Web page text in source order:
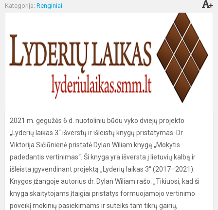
Kategorija: Renginiai
2021 m. gegužės 6 d. nuotoliniu būdu vyko dviejų projekto
„Lyderių laikas 3“ išverstų ir išleistų knygų pristatymas. Dr.
Viktorija Sičiūnienė pristatė Dylan Wiliam knygą „Mokytis
padedantis vertinimas“. Ši knyga yra išversta į lietuvių kalbą ir
išleista įgyvendinant projektą „Lyderių laikas 3“ (2017–2021).
Knygos įžangoje autorius dr. Dylan Wiliam rašo: „Tikiuosi, kad ši
knyga skaitytojams įtaigiai pristatys formuojamojo vertinimo
poveikį mokinių pasiekimams ir suteiks tam tikrų gairių,